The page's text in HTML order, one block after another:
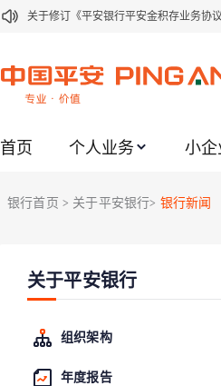
关于修订《平安银行平安金积存业务协
关于2021年劳动节期间代理贵金属业务
关于加强代理贵金属业务风险防范的提
关于进一步加强代理贵金属业务风险防范
关于平安银行电子版信用卡更名为平安
首页 个人业务 小企
银行首页 > 关于平安银行> 银行新闻
关于平安银行
组织架构
年度报告